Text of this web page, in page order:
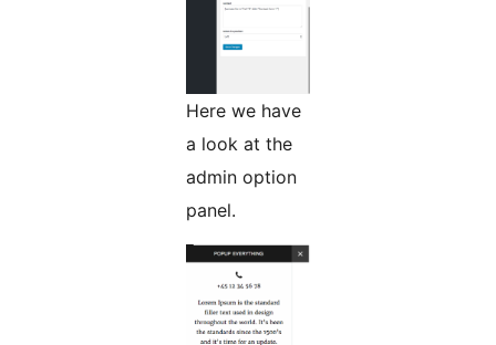
Here we have
a look at the
admin option
panel.